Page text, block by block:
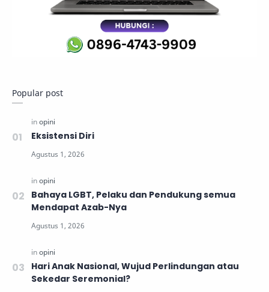
Popular post
Eksistensi Diri
Bahaya LGBT, Pelaku dan Pendukung semua
Mendapat Azab-Nya
Hari Anak Nasional, Wujud Perlindungan atau
Sekedar Seremonial?